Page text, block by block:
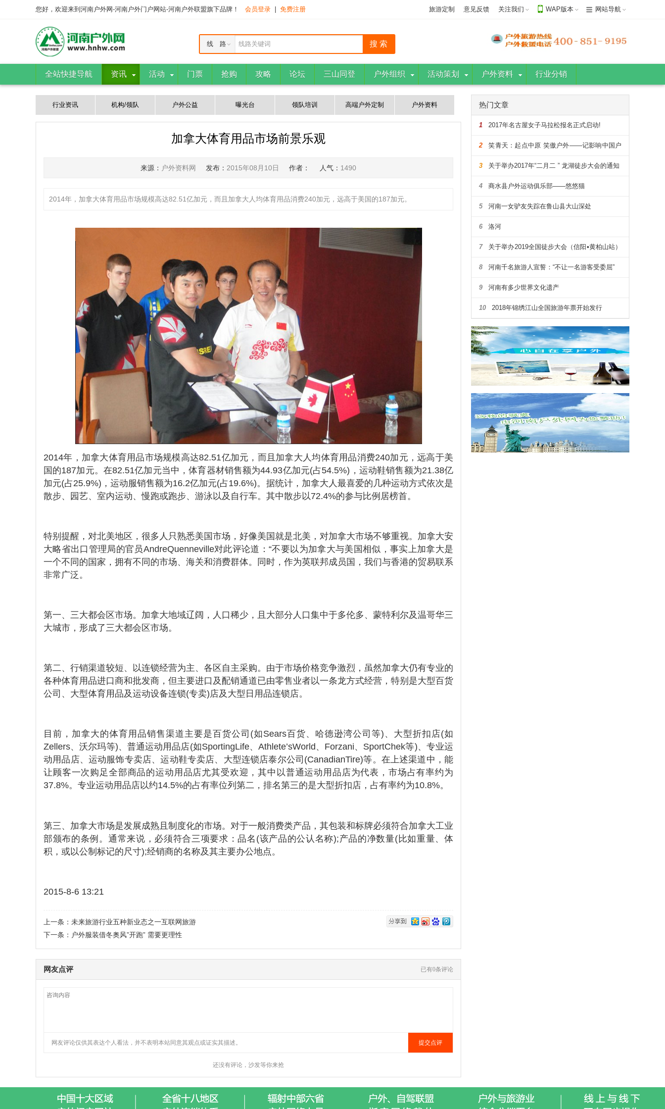
您好，欢迎来到河南户外网-河南户外门户网站-河南户外联盟旗下品牌！ 会员登录 免费注册 旅游定制 意见反馈 关注我们 WAP版本 网站导航
线路关键词
线 路
全站快捷导航 资讯 活动 门票 抢购 攻略 论坛 三山同登 户外组织 活动策划 户外资料 行业分销
行业资讯 机构/领队 户外公益 曝光台 领队培训 高端户外定制 户外资料
加拿大体育用品市场前景乐观
来源： 户外资料网 发布： 2015年08月10日 作者： 人气： 1490
2014年，加拿大体育用品市场规模高达82.51亿加元，而且加拿大人均体育用品消费240加元，远高于美国的187加元。
2014年，加拿大体育用品市场规模高达82.51亿加元，而且加拿大人均体育用品消费240加元，远高于美
国的187加元。在82.51亿加元当中，体育器材销售额为44.93亿加元(占54.5%)，运动鞋销售额为21.38亿
加元(占25.9%)，运动服销售额为16.2亿加元(占19.6%)。据统计，加拿大人最喜爱的几种运动方式依次是
散步、园艺、室内运动、慢跑或跑步、游泳以及自行车。其中散步以72.4%的参与比例居榜首。
特别提醒，对北美地区，很多人只熟悉美国市场，好像美国就是北美，对加拿大市场不够重视。加拿大安
大略省出口管理局的官员AndreQuenneville对此评论道：“不要以为加拿大与美国相似，事实上加拿大是
一个不同的国家，拥有不同的市场、海关和消费群体。同时，作为英联邦成员国，我们与香港的贸易联系
非常广泛。
第一、三大都会区市场。加拿大地域辽阔，人口稀少，且大部分人口集中于多伦多、蒙特利尔及温哥华三
大城市，形成了三大都会区市场。
第二、行销渠道较短、以连锁经营为主、各区自主采购。由于市场价格竞争激烈，虽然加拿大仍有专业的
各种体育用品进口商和批发商，但主要进口及配销通道已由零售业者以一条龙方式经营，特别是大型百货
公司、大型体育用品及运动设备连锁(专卖)店及大型日用品连锁店。
目前，加拿大的体育用品销售渠道主要是百货公司(如Sears百货、哈德逊湾公司等)、大型折扣店(如
Zellers、沃尔玛等)、普通运动用品店(如SportingLife、Athlete’sWorld、Forzani、SportChek等)、专业运
动用品店、运动服饰专卖店、运动鞋专卖店、大型连锁店泰尔公司(CanadianTire)等。在上述渠道中，能
让顾客一次购足全部商品的运动用品店尤其受欢迎，其中以普通运动用品店为代表，市场占有率约为
37.8%。专业运动用品店以约14.5%的占有率位列第二，排名第三的是大型折扣店，占有率约为10.8%。
第三、加拿大市场是发展成熟且制度化的市场。对于一般消费类产品，其包装和标牌必须符合加拿大工业
部颁布的条例。通常来说，必须符合三项要求：品名(该产品的公认名称);产品的净数量(比如重量、体
积，或以公制标记的尺寸);经销商的名称及其主要办公地点。
2015-8-6 13:21
上一条： 未来旅游行业五种新业态之一互联网旅游
下一条： 户外服装借冬奥风”开跑” 需要更理性
热门文章
1 2017年名古屋女子马拉松报名正式启动!
2 笑青天：起点中原 笑傲户外——记影响中国户
外的108人
3 关于举办2017年“二月二 ” 龙湖徒步大会的通知
4 商水县户外运动俱乐部——悠悠猫
5 河南一女驴友失踪在鲁山县大山深处
6 洛河
7 关于举办2019全国徒步大会（信阳•黄柏山站）
暨第四届河南省户外露营大会通知
8 河南千名旅游人宣誓：“不让一名游客受委屈”
9 河南有多少世界文化遗产
10 2018年锦绣江山全国旅游年票开始发行